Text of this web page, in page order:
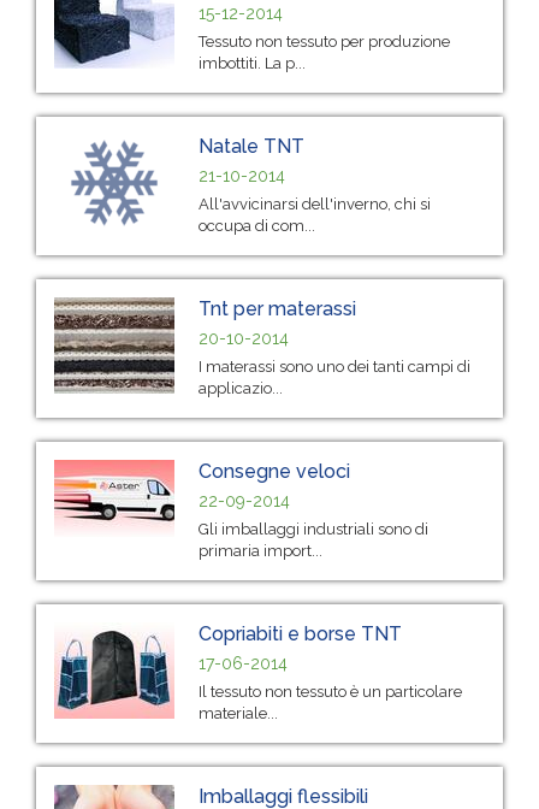
15-12-2014
Tessuto non tessuto per produzione
imbottiti. La p...
Natale TNT
21-10-2014
All'avvicinarsi dell'inverno, chi si
occupa di com...
Tnt per materassi
20-10-2014
I materassi sono uno dei tanti campi di
applicazio...
Consegne veloci
22-09-2014
Gli imballaggi industriali sono di
primaria import...
Copriabiti e borse TNT
17-06-2014
Il tessuto non tessuto è un particolare
materiale...
Imballaggi flessibili